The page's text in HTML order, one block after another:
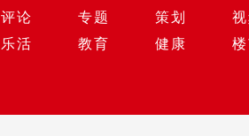
评论 专题 策划
乐活 教育 健康